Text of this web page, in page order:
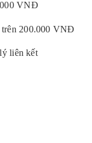
VNĐ
200.000 VNĐ
liên kết